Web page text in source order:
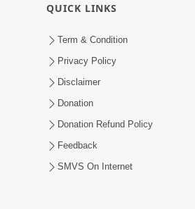
QUICK LINKS
Term & Condition
Privacy Policy
Disclaimer
Donation
Donation Refund Policy
Feedback
SMVS On Internet